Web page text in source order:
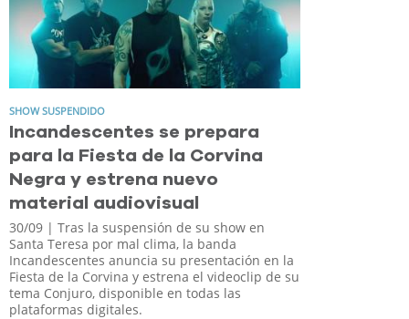
SHOW SUSPENDIDO
Incandescentes se prepara
para la Fiesta de la Corvina
Negra y estrena nuevo
material audiovisual
30/09 | Tras la suspensión de su show en
Santa Teresa por mal clima, la banda
Incandescentes anuncia su presentación en la
Fiesta de la Corvina y estrena el videoclip de su
tema Conjuro, disponible en todas las
plataformas digitales.